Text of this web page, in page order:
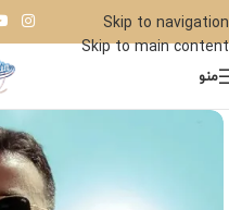
Skip to navigation
Skip to main content
منو